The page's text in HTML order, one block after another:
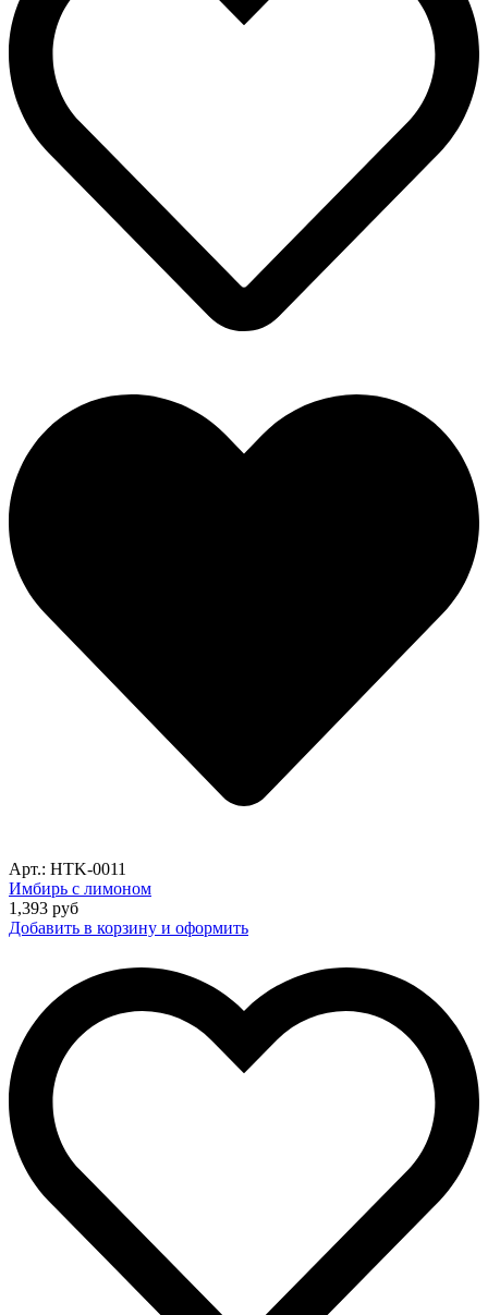
Арт.: HTK-0011
Имбирь с лимоном
1,393 руб
Добавить в корзину и оформить